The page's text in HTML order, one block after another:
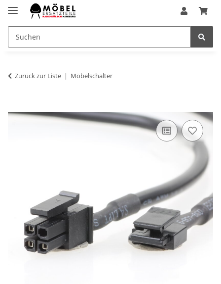
Zurück zur Liste Möbelschalter